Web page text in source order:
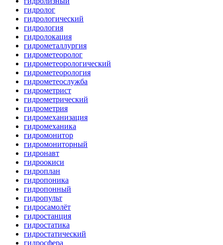
гидролог
гидрологический
гидрология
гидролокация
гидрометаллургия
гидрометеоролог
гидрометеорологический
гидрометеорология
гидрометеослужба
гидрометрист
гидрометрический
гидрометрия
гидромеханизация
гидромеханика
гидромонитор
гидромониторный
гидронавт
гидроокиси
гидроплан
гидропоника
гидропонный
гидропульт
гидросамолёт
гидростанция
гидростатика
гидростатический
гидросфера